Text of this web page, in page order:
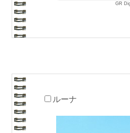
GR
ルーナ